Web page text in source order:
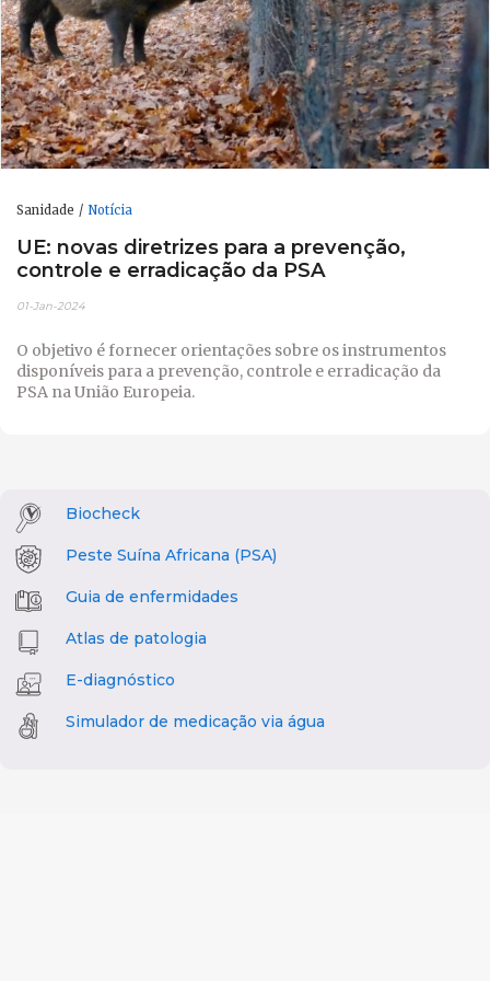
Sanidade Notícia
UE: novas diretrizes para a prevenção,
controle e erradicação da PSA
01-Jan-2024
O objetivo é fornecer orientações sobre os instrumentos
disponíveis para a prevenção, controle e erradicação da
PSA na União Europeia.
Biocheck
Peste Suína Africana (PSA)
Guia de enfermidades
Atlas de patologia
E-diagnóstico
Simulador de medicação via água